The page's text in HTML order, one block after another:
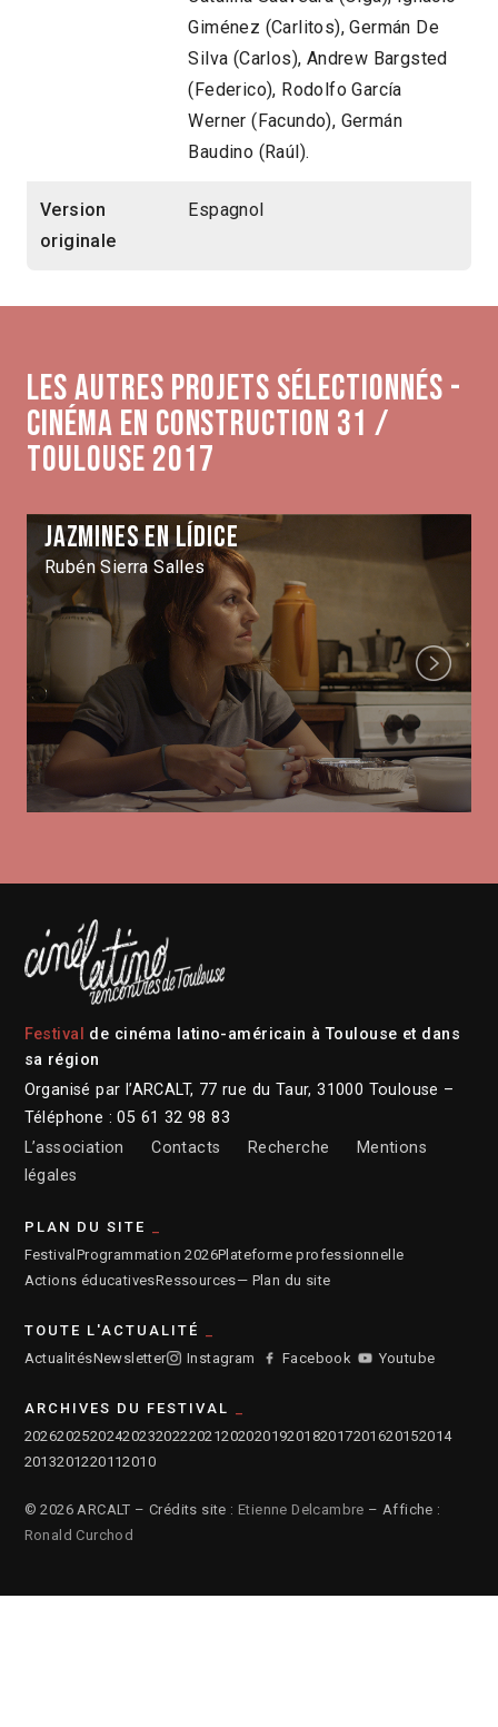
Giménez (Carlitos), Germán De
Silva (Carlos), Andrew Bargsted
(Federico), Rodolfo García
Werner (Facundo), Germán
Baudino (Raúl).
Version
originale
Espagnol
Les autres projets sélectionnés -
Cinéma en construction 31 /
Toulouse 2017
Jazmines en Lídice
Rubén Sierra Salles
Next
Festival
de cinéma latino-américain à Toulouse et dans
sa région
Organisé par l’ARCALT, 77 rue du Taur, 31000 Toulouse –
Téléphone : 05 61 32 98 83
L’association
Contacts Recherche
Mentions
légales
PLAN DU SITE
FestivalProgrammation 2026Plateforme professionnelle
Actions éducativesRessources— Plan du site
TOUTE L'ACTUALITÉ
ActualitésNewsletter Instagram Facebook Youtube
ARCHIVES DU FESTIVAL
2026202520242023202220212020201920182017201620152014
2013201220112010
© 2026 ARCALT – Crédits site : Etienne Delcambre – Affiche :
Ronald Curchod